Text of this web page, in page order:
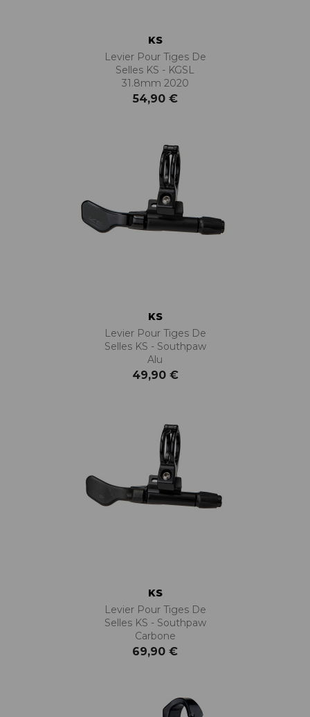
KS
Levier Pour Tiges De
Selles KS - KGSL
31.8mm 2020
54,90 €
KS
Levier Pour Tiges De
Selles KS - Southpaw
Alu
49,90 €
KS
Levier Pour Tiges De
Selles KS - Southpaw
Carbone
69,90 €